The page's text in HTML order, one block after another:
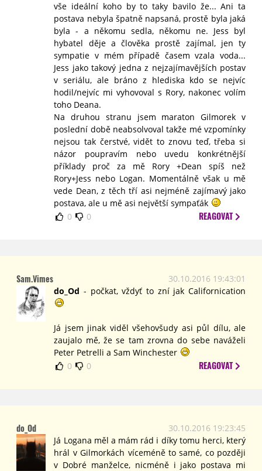
vše ideální koho by to taky bavilo že... Ani ta
postava nebyla špatně napsaná, prostě byla jaká
byla - a někomu sedla, někomu ne. Jess byl
hybatel děje a člověka prostě zajímal, jen ty
sympatie v mém případě časem vzala voda...
Jess jako takový jedna z nejzajímavějších postav
v seriálu, ale bráno z hlediska kdo se nejvíc
hodil/nejvíc mi vyhovoval s Rory, nakonec volím
toho Deana.
Na druhou stranu jsem maraton Gilmorek v
poslední době neabsolvoval takže mé vzpomínky
nejsou tak čerstvé, vidět to znovu teď, třeba si
názor poupravím nebo uvedu konkrétnější
příklady proč za mě Rory +Dean spíš než
Rory+Jess nebo Logan. Momentálně však u mě
vede Dean, z těch tří asi nejméně zajímavý jako
postava, ale u mě asi největší sympaťák
0
0 REAGOVAT
Sam.Vimes
30.10.2016 19:43:01
do_Od - počkat, vždyť to zní jak Californication
Já jsem jinak viděl všehovšudy asi půl dílu, ale
zaujalo mě, že se tam zrovna do sebe naváželi
Peter Petrelli a Sam Winchester
0
0 REAGOVAT
do_Od
30.10.2016 19:23:45
Já Logana měl a mám rád i díky tomu herci, který
hrál v Gilmorkách víceméně to samé, co později
v Dobré manželce, nicméně i jako postava mi